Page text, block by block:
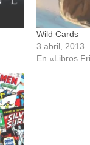
Wild Cards
3 abril, 2013
En «Libros